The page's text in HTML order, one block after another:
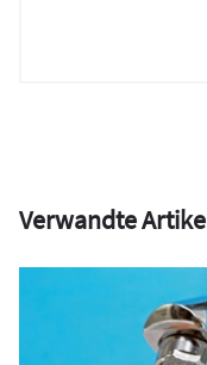
Verwandte